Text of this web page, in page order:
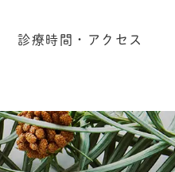
診療時間・アクセス